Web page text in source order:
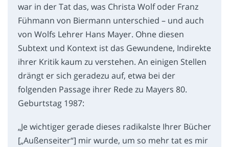
war in der Tat das, was Christa Wolf oder Franz
Fühmann von Biermann unterschied – und auch
von Wolfs Lehrer Hans Mayer. Ohne diesen
Subtext und Kontext ist das Gewundene, Indirekte
ihrer Kritik kaum zu verstehen. An einigen Stellen
drängt er sich geradezu auf, etwa bei der
folgenden Passage ihrer Rede zu Mayers 80.
Geburtstag 1987:
„Je wichtiger gerade dieses radikalste Ihrer Bücher
[„Außenseiter“] mir wurde, um so mehr tat es mir